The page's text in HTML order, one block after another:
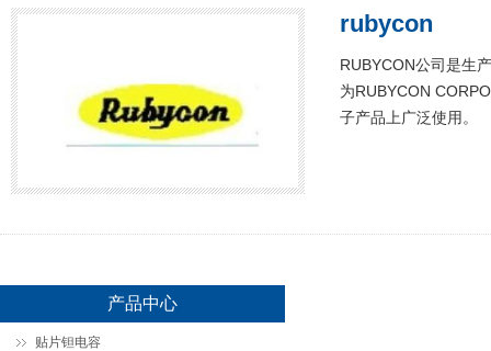
rubycon
RUBYCON公司是生产
为RUBYCON
子产品上广泛使用。
产品中心
贴片钽电容